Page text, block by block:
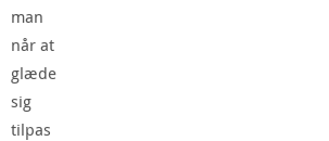
man
når at
glæde
sig
tilpas